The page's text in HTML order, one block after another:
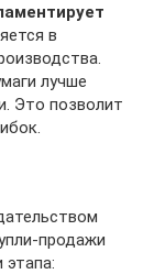
в
лучше
Это позволит
продажи